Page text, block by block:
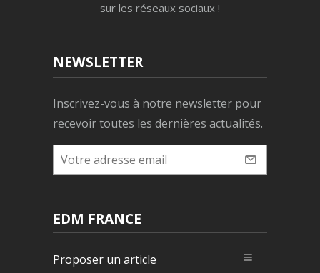
sur les réseaux sociaux !
NEWSLETTER
Inscrivez-vous à notre newsletter pour
recevoir toutes les dernières actualités.
EDM FRANCE
Proposer un article